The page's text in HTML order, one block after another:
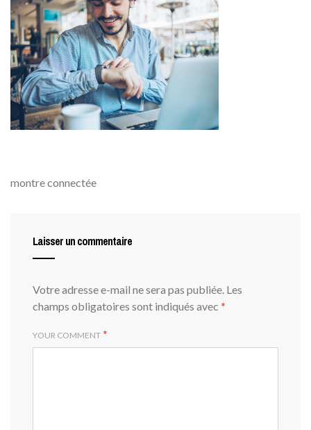
montre connectée
Laisser un commentaire
Votre adresse e-mail ne sera pas publiée. Les
champs obligatoires sont indiqués avec *
YOUR COMMENT *